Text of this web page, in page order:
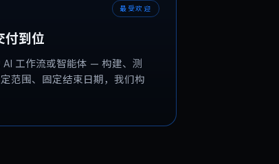
最受欢迎
付到位
工作流或智能体 — 构建、测
范围、固定结束日期，我们构